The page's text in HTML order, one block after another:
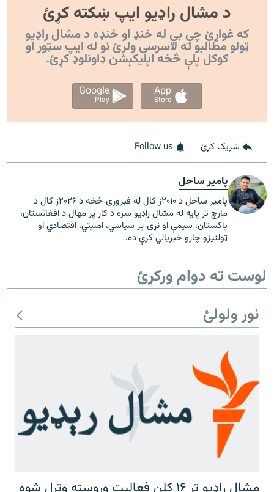
د مشال راډیو ایپ ښکته کړئ
که غواړئ چې بې له خنډ او ځنډه د مشال راډیو
ټولو مطالبو ته لاسرسی ولرئ نو له ایپ سټور او
ګوګل پلې څخه اپليکېشن ډاونلوډ کړئ.
App
Store
Google
Play
شریک کړئ Follow us
پامیر ساحل
پامیر ساحل د ۲۰۱۰ز کال له فبرورۍ څخه د ۲۰۲۶ز کال د
مارچ تر پایه له مشال راډيو سره د کار پر مهال د افغانستان،
پاکستان، سیمې او نړۍ پر سیاسي، امنیتي، اقتصادي او
ټولنیزو چارو خبریالي کړې ده.
لوست ته دوام ورکړئ
نور ولولئ
مشال راډیو تر ۱۶ کلن فعالیت وروسته وتړل شوه